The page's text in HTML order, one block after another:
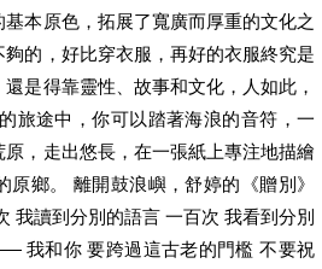
本原色，拓展了寬廣而厚重的文化之
的，好比穿衣服，再好的衣服終究是
是得靠靈性、故事和文化，人如此，
旅途中，你可以踏著海浪的音符，一
，走出悠長，在一張紙上專注地描繪
鄉。 離開鼓浪嶼，舒婷的《贈別》
我讀到分別的語言 一百次 我看到分別
我和你 要跨過這古老的門檻 不要祝